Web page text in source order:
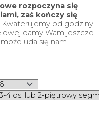
rozpoczyna się
zaś kończy się
Kwaterujemy od godziny
damy Wam jeszcze
może uda się nam